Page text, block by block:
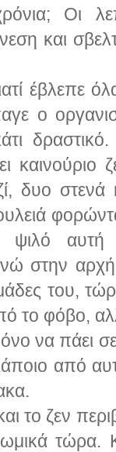
Οι
και
έβλεπε
ο
δραστικό.
καινούριο
δυο στενά
ψιλό
στην
του,
το φόβο,
να πάει
από
ζεν